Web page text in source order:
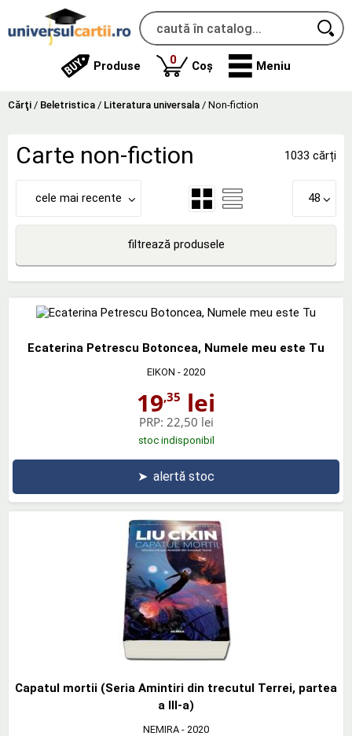
Produse 0produse
Coș Meniu
Cărţi / Beletristica / Literatura universala / Non-fiction
Carte non-fiction 1033 cărți
cele mai recente 48
filtrează produsele
Ecaterina Petrescu Botoncea, Numele meu este Tu
EIKON - 2020
19,35 lei
PRP: 22,50 lei
stoc indisponibil
➤ alertă stoc
Capatul mortii (Seria Amintiri din trecutul Terrei, partea
a III-a)
NEMIRA - 2020